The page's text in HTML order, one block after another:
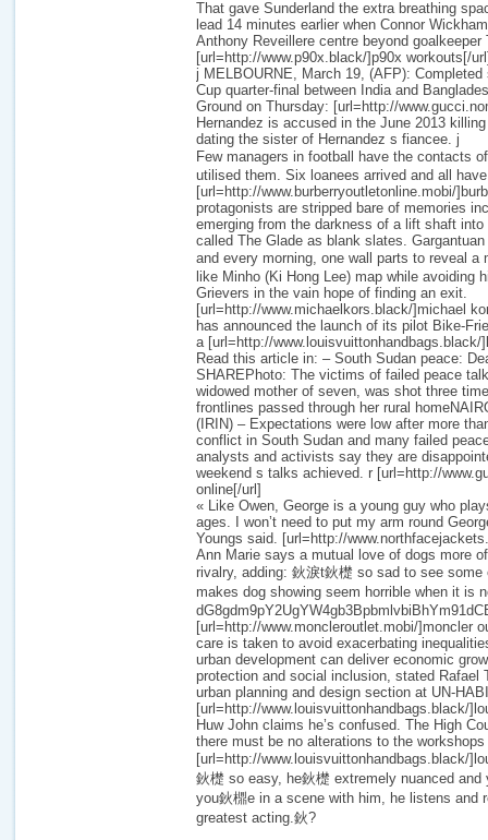
That gave Sunderland the extra breathing
lead 14 minutes earlier when Connor
Anthony Reveillere centre beyond goalkeeper
[url=http://www.p90x.black/]p90x workouts[/
j MELBOURNE, March 19, (AFP): Completed
Cup quarter-final between India and
Ground on Thursday: [url=http://
Hernandez is accused in the June 2013
dating the sister of Hernandez s fiancee. j
Few managers in football have the contacts
utilised them. Six loanees arrived and all
[url=http://www.burberryoutletonline.mobi/
protagonists are stripped bare of memories
emerging from the darkness of a lift shaft
called The Glade as blank slates.
and every morning, one wall parts to reveal a
like Minho (Ki Hong Lee) map while avoiding
Grievers in the vain hope of finding an exit.
[url=http://www.michaelkors.black/]michael
has announced the launch of its pilot Bike-
a [url=http://
Read this article in: – South Sudan peace:
SHAREPhoto: The victims of failed peace
widowed mother of seven, was shot three
frontlines passed through her rural
(IRIN) – Expectations were low after more
conflict in South Sudan and many failed
analysts and activists say they are
weekend s talks achieved. r [url=http://
online[/url]
« Like Owen, George is a young guy who
ages. I won’t need to put my arm round
Youngs said. [url=http://
Ann Marie says a mutual love of dogs more
rivalry, adding: 鈥淚t鈥檚 so sad to see
makes dog showing seem horrible when it is
[url=http://www.moncleroutlet.mobi/]moncler
care is taken to avoid exacerbating
urban development can deliver economic
protection and social inclusion, stated Rafael
urban planning and design section at UN-
[url=http://www.louisvuittonhandbags.black/
Huw John claims he’s confused. The High
there must be no alterations to the
[url=http://www.louisvuittonhandbags.black/
鈥檚 so easy, he鈥檚 extremely nuanced and
you鈥檙e in a scene with him, he listens and
greatest acting.鈥?